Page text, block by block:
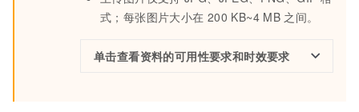
式；每张图片大小在 200 KB~4 MB 之间。
单击查看资料的可用性要求和时效要求